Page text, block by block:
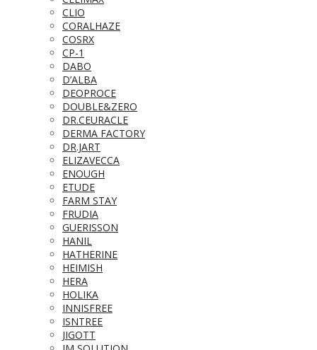
CLIO
CORALHAZE
COSRX
CP-1
DABO
D’ALBA
DEOPROCE
DOUBLE&ZERO
DR.CEURACLE
DERMA FACTORY
DR.JART
ELIZAVECCA
ENOUGH
ETUDE
FARM STAY
FRUDIA
GUERISSON
HANIL
HATHERINE
HEIMISH
HERA
HOLIKA
INNISFREE
ISNTREE
JIGOTT